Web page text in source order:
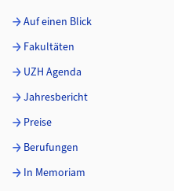
Auf einen Blick
Fakultäten
UZH Agenda
Jahresbericht
Preise
Berufungen
In Memoriam